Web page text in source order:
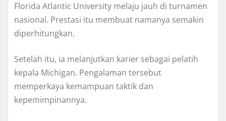
Florida Atlantic University melaju jauh di turnamen
nasional. Prestasi itu membuat namanya semakin
diperhitungkan.
Setelah itu, ia melanjutkan karier sebagai pelatih
kepala Michigan. Pengalaman tersebut
memperkaya kemampuan taktik dan
kepemimpinannya.